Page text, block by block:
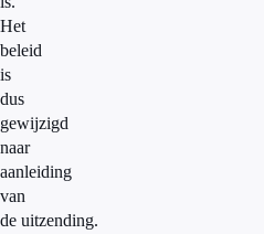
Het
beleid
is
dus
gewijzigd
naar
aanleiding
van
de uitzending.